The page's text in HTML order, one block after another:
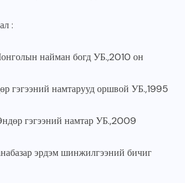
:
найман богд УБ.,2010 он
гэгээний намтарууд оршвой УБ.,1995
гэгээний намтар УБ.,2009
эрдэм шинжилгээний бичиг